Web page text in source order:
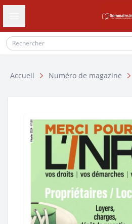
Ouvrir le tiroir de navigation
Accueil Numéro de magazine